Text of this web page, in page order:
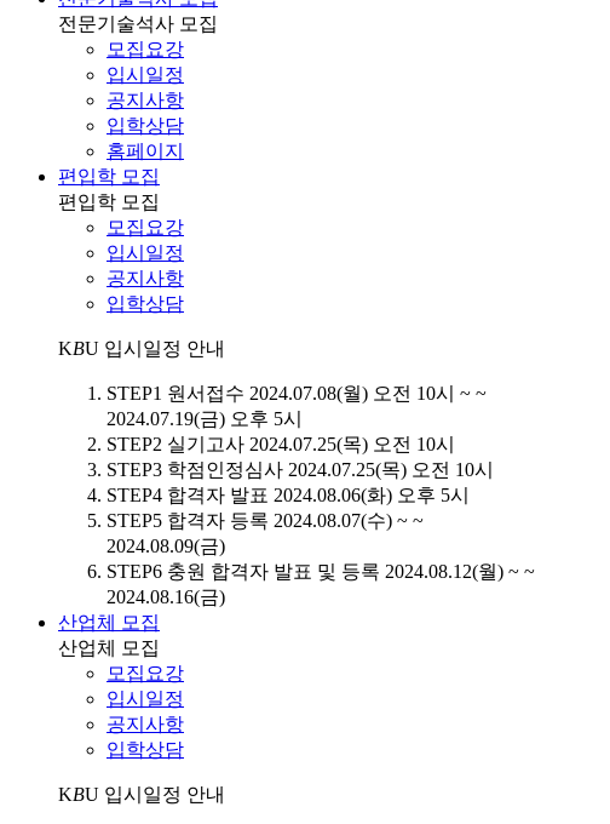
전문기술석사 모집
모집요강
입시일정
공지사항
입학상담
홈페이지
편입학 모집
편입학 모집
모집요강
입시일정
공지사항
입학상담
KBU 입시일정 안내
STEP1 원서접수 2024.07.08(월) 오전 10시 ~ ~
2024.07.19(금) 오후 5시
STEP2 실기고사 2024.07.25(목) 오전 10시
STEP3 학점인정심사 2024.07.25(목) 오전 10시
STEP4 합격자 발표 2024.08.06(화) 오후 5시
STEP5 합격자 등록 2024.08.07(수) ~ ~
2024.08.09(금)
STEP6 충원 합격자 발표 및 등록 2024.08.12(월) ~ ~
2024.08.16(금)
산업체 모집
산업체 모집
모집요강
입시일정
공지사항
입학상담
KBU 입시일정 안내